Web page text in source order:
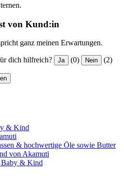
von Kund:in
ganz meinen Erwartungen.
dich hilfreich? Ja (0) Nein (2)
& Kind
& hochwertige Öle sowie Butter
von Akamuti
Baby & Kind